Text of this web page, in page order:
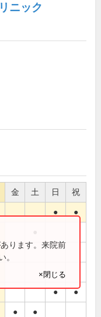
ニック
金 土 日 祝
● ●
● ●
● ●
ります。来院前
。
×閉じる